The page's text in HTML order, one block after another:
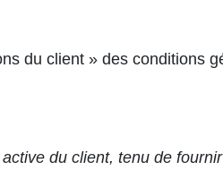
du client » des conditions
du client, tenu de